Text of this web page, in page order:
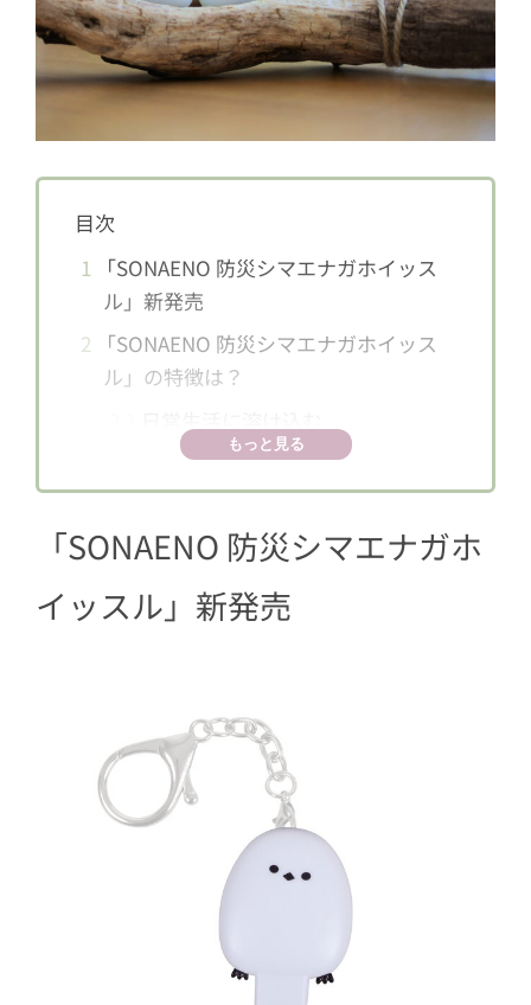
目次
1
「SONAENO 防災シマエナガホイッス
ル」新発売
2 「SONAENO 防災シマエナガホイッス
ル」の特徴は？
大音量＆人が聞き取りやすい高音
設計
2.3 人気の高いシマエナガデザイン
もっと見る
「SONAENO 防災シマエナガホ
イッスル」新発売